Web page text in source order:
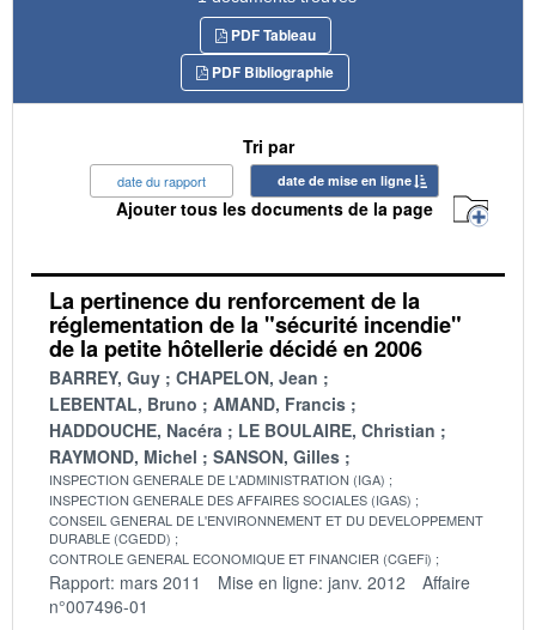
PDF Tableau
PDF Bibliographie
Tri par
date du rapport date de mise en ligne
Ajouter tous les documents de la page
La pertinence du renforcement de la
réglementation de la "sécurité incendie"
de la petite hôtellerie décidé en 2006
BARREY, Guy
CHAPELON, Jean
LEBENTAL, Bruno
AMAND, Francis
HADDOUCHE, Nacéra
LE BOULAIRE, Christian
RAYMOND, Michel
SANSON, Gilles
INSPECTION GENERALE DE L'ADMINISTRATION (IGA)
INSPECTION GENERALE DES AFFAIRES SOCIALES (IGAS)
CONSEIL GENERAL DE L'ENVIRONNEMENT ET DU DEVELOPPEMENT
DURABLE (CGEDD)
CONTROLE GENERAL ECONOMIQUE ET FINANCIER (CGEFi)
Rapport: mars 2011 Mise en ligne: janv. 2012
Affaire
n°007496-01